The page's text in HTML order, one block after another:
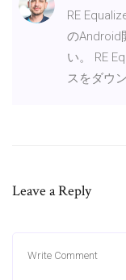
RE
のAndroid
い。 RE
スをダウ
Leave a Reply